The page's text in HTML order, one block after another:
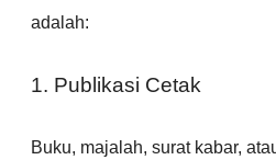
adalah:
1. Publikasi Cetak
Buku, majalah, surat kabar,